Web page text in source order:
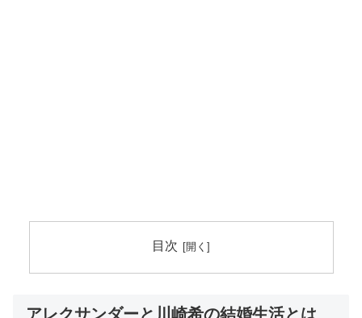
目次
アレクサンダーと川崎希の結婚生活とは